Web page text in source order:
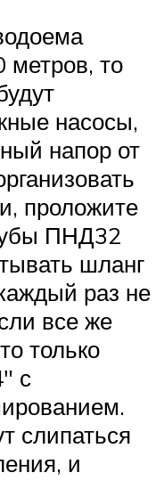
метров, то
насосы,
напор от
проложите
ПНД32
шланг
раз не
все же
только
с
слипаться
и